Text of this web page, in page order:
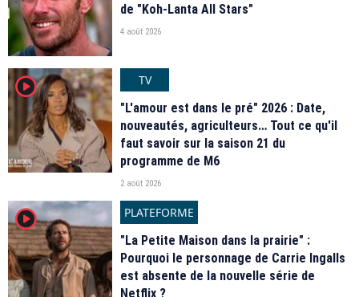
de "Koh-Lanta All Stars"
4 août 2026
player2
TV
"L'amour est dans le pré" 2026 : Date,
nouveautés, agriculteurs… Tout ce qu'il
faut savoir sur la saison 21 du
programme de M6
2 août 2026
player2
PLATEFORME
"La Petite Maison dans la prairie" :
Pourquoi le personnage de Carrie Ingalls
est absente de la nouvelle série de
Netflix ?